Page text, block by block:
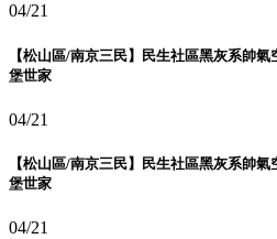
04/21
【松山區/南京三民】民生社區黑灰系帥
堡世家
04/21
【松山區/南京三民】民生社區黑灰系帥
堡世家
04/21